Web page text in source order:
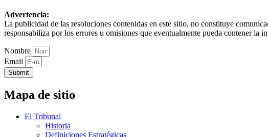
Advertencia:
La publicidad de las resoluciones contenidas en este sitio, no constituye
responsabiliza por los errores u omisiones que eventualmente pueda contener la
Nombre
Email
Submit
Mapa de sitio
El Tribunal
Historia
Definiciones Estratégicas